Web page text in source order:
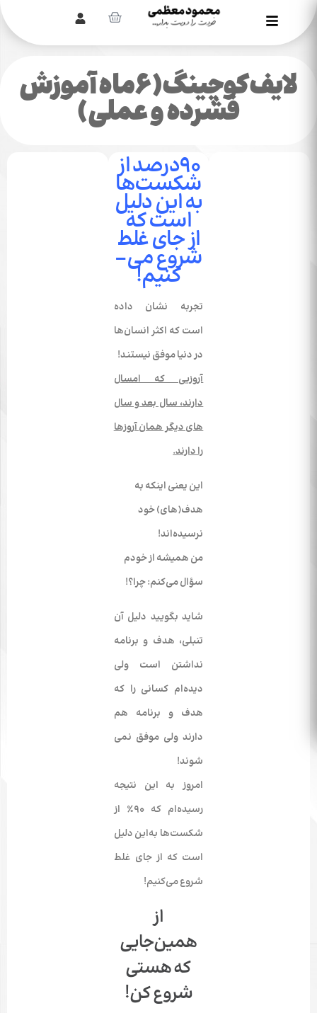
لایف‌کوچینگ(۶ماه آموزش
فشرده و عملی)
۹۰درصد از
شکست‌­ها
به این دلیل
است که
از جای غلط
شروع می‌­
کنیم!
تجربه نشان داده
است که اکثر انسان‌­ها
در دنیا موفق نیستند!
آروزیی که امسال
دارند، سال بعد و سال­‌
های دیگر همان آروزها
را دارند.
این یعنی اینکه به
هدف(های) خود
نرسیده‌اند!
من همیشه از خودم
سؤال می‌­کنم: چرا؟!
شاید بگویید دلیل آن
تنبلی، هدف و برنامه
نداشتن است ولی
دیده‌­ام کسانی را که
هدف و برنامه هم
دارند ولی موفق نمی­‌
شوند!
امروز به این نتیجه
رسیده­‌ام که ۹۰٪ از
شکست‌ها به‌این دلیل
است که از جای غلط
شروع می‌کنیم!
از
همین‌جایی
که هستی
شروع کن!